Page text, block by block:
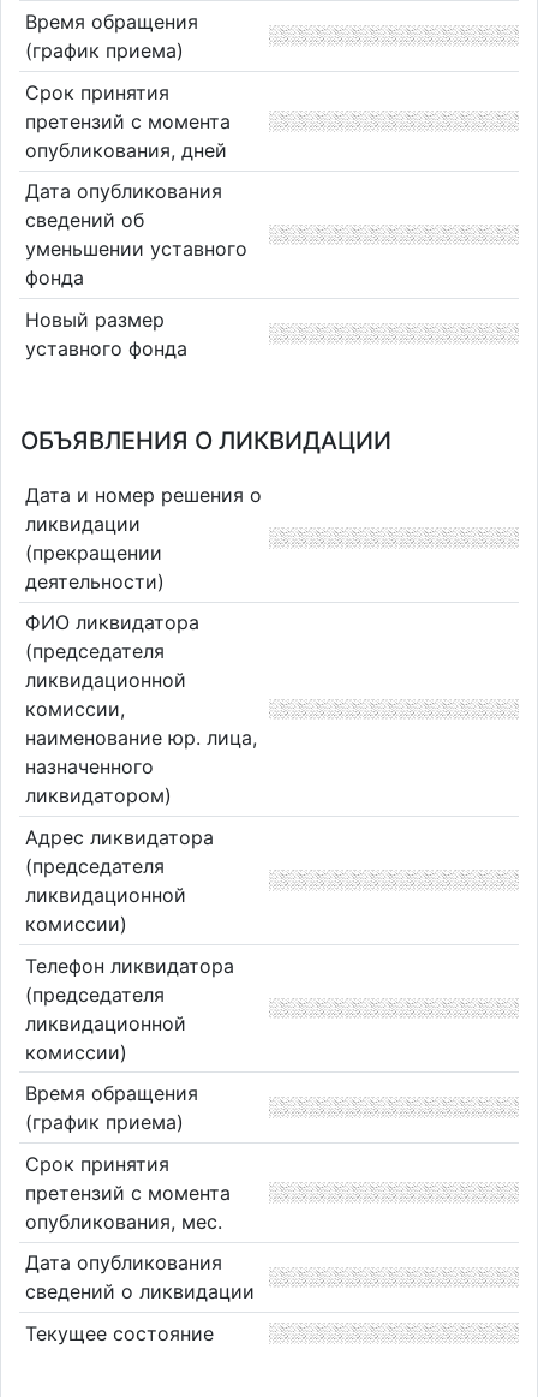
Время обращения
(график приема)
Срок принятия
претензий с момента
опубликования, дней
Дата опубликования
сведений об
уменьшении уставного
фонда
Новый размер
уставного фонда
ОБЪЯВЛЕНИЯ О ЛИКВИДАЦИИ
Дата и номер решения о
ликвидации
(прекращении
деятельности)
ФИО ликвидатора
(председателя
ликвидационной
комиссии,
наименование юр. лица,
назначенного
ликвидатором)
Адрес ликвидатора
(председателя
ликвидационной
комиссии)
Телефон ликвидатора
(председателя
ликвидационной
комиссии)
Время обращения
(график приема)
Срок принятия
претензий с момента
опубликования, мес.
Дата опубликования
сведений о ликвидации
Текущее состояние